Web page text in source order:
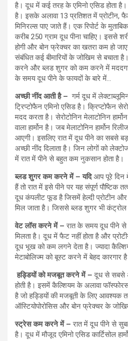
है। दूध में कई तरह के एमिनो एसिड होता है।
है। इसके अलावा 13 प्रतिशत में प्रोटीन,
मिनिरल्स पाए जाते हैं। एक रिपोर्ट के
करीब 250 ग्राम दूध पीना चाहिए। इससे
होगी और बोन फ्रेक्चर का खतरा कम हो
संबंधित कई बीमारियों के जोखिम से
करने और ब्लड शुगर को कम करने में
के समय दूध पीने के फायदों के बारे में…
अच्छी नींद आती है – गर्म दूध में
ट्रिप्टोफैन एमिनो एसिड है। क्रिप्टोफैन
मदद करता है। सेरोटोनिन मेलाटोनिन
वाला हार्मोन है। जब मेलाटोनिन हार्मोन
आएगी। इसलिए रात में दूध पीने का सबसे
अच्छी नींद दिलाता है। जिन लोगों को
में रात में पीने से बहुत कम नुकसान होता है।
ब्लड शुगर कम करने में –यदिआप पूरे दिन
हैं तो रात में इसे पीने पर यह संपूर्ण पौष्टिक
दूध कंपलीट फूड है जिसमें हेल्दी प्रोटीन और
मिल जाता है। जिससे ब्लड शुगर भी कंट्रोल
वेट लॉस करने में –रात के समय दूध पीने
मिलता है। दूध में फैट नहीं होता है और
दूध भूख को कम लगने देता है। ज्यादा
मेटाबोलिज्म को बूस्ट करने में बेहद कारगार
हड्डियों को मजबूत करने में –दूध से सबसे
होती है। इसमें कैल्शियम के अलावा फॉस्फोरस,
है जो हड्डियों की मजबूती के लिए आवश्‍यक
ऑस्टियोपोरोसिस और बोन फ्रेक्चर के
स्ट्रेस कम करने में –रात में दूध पीने से
है। दूध में मौजूद एमिनो एसिड कार्टिसोल